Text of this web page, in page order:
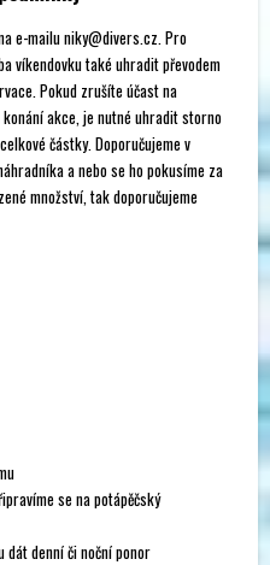
e-mailu niky@divers.cz. Pro
víkendovku také uhradit převodem
Pokud zrušíte účast na
konání akce, je nutné uhradit storno
částky. Doporučujeme v
a nebo se ho pokusíme za
množství, tak doporučujeme
se na potápěčský
dát denní či noční ponor